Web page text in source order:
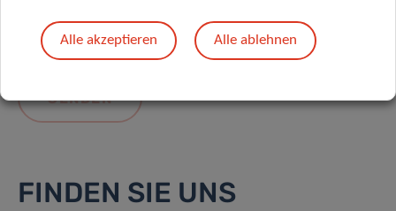
FINDEN SIE UNS
Alle akzeptieren Alle ablehnen